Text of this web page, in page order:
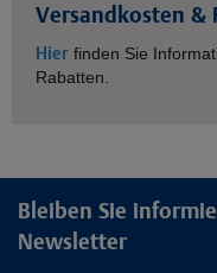
Versandkosten &
Hier finden Sie
Rabatten.
Bleiben Sie
Newsletter